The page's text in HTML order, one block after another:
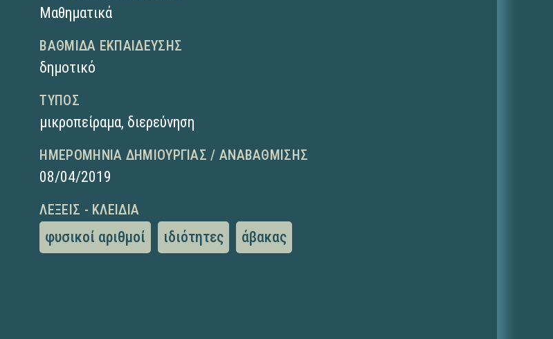
Μαθηματικά
ΒΑΘΜΊΔΑ ΕΚΠΑΊΔΕΥΣΗΣ
δημοτικό
ΤΎΠΟΣ
μικροπείραμα, διερεύνηση
ΗΜΕΡΟΜΗΝΊΑ ΔΗΜΙΟΥΡΓΊΑΣ / ΑΝΑΒΆΘΜΙΣΗΣ
08/04/2019
ΛΈΞΕΙΣ - ΚΛΕΙΔΙΆ
φυσικοί αριθμοί ιδιότητες άβακας